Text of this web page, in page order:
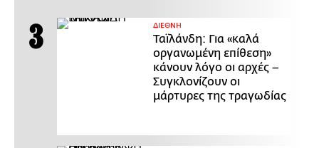
ΔΙΕΘΝΗ
Ταϊλάνδη: Για «καλά
οργανωμένη επίθεση»
κάνουν λόγο οι αρχές –
Συγκλονίζουν οι
μάρτυρες της τραγωδίας